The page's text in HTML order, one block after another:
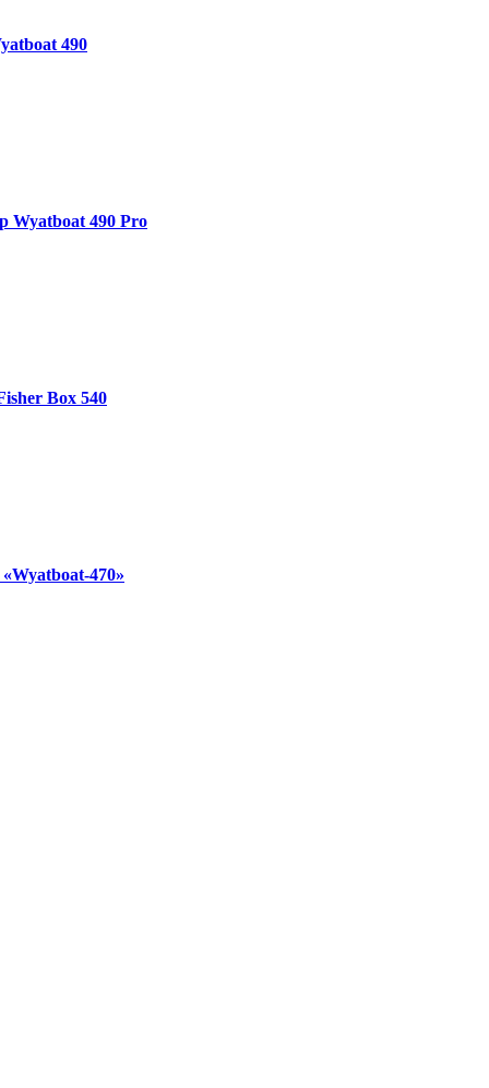
490
Wyatboat 490 Pro
Box 540
470»